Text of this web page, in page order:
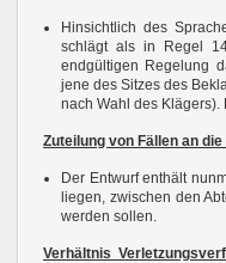
Hinsichtlich des
schlägt als in Regel
endgültigen Regelung
jene des Sitzes des
nach Wahl des
Zuteilung von Fällen an
Der Entwurf enthält
liegen, zwischen den
werden sollen.
Verhältnis